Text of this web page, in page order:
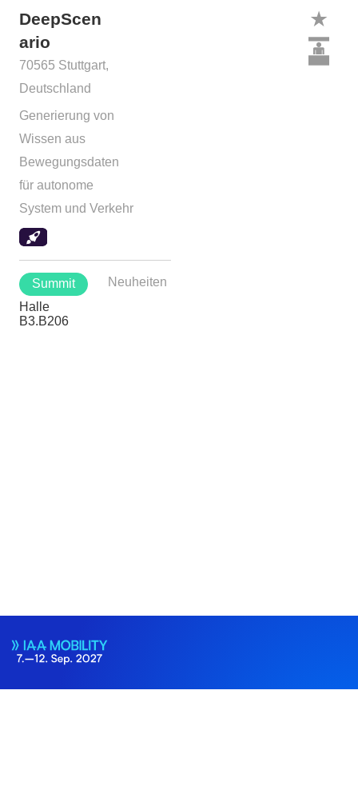
DeepScen
ario
70565 Stuttgart,
Deutschland
Generierung von
Wissen aus
Bewegungsdaten
für autonome
System und Verkehr
Neuheiten
Summit
Halle
B3.B206